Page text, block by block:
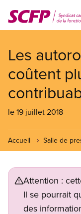
au
contenu
Les
coûtent
le 19 juillet 2018
Accueil Salle de
Attention :
Il se pourrait
des